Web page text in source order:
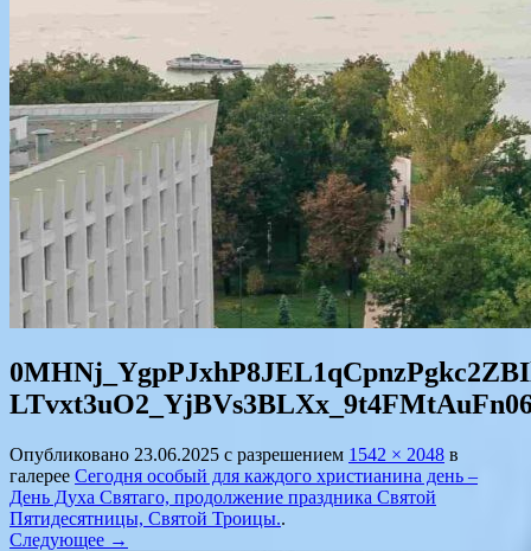
Опубликовано 23.06.2025 с разрешением 1542 × 2048 в
галерее Сегодня особый для каждого христианина день –
День Духа Святаго, продолжение праздника Святой
Пятидесятницы, Святой Троицы..
Следующее →